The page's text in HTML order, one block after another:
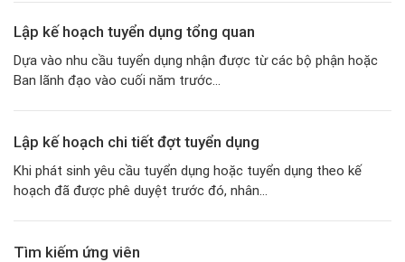
Lập kế hoạch tuyển dụng tổng quan
Dựa vào nhu cầu tuyển dụng nhận được từ các bộ phận hoặc
Ban lãnh đạo vào cuối năm trước...
Lập kế hoạch chi tiết đợt tuyển dụng
Khi phát sinh yêu cầu tuyển dụng hoặc tuyển dụng theo kế
hoạch đã được phê duyệt trước đó, nhân...
Tìm kiếm ứng viên